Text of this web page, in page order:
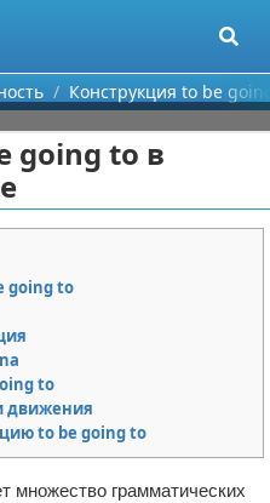
Конструкция to be
going to в
going to
to
движения
to be going to
множество грамматических